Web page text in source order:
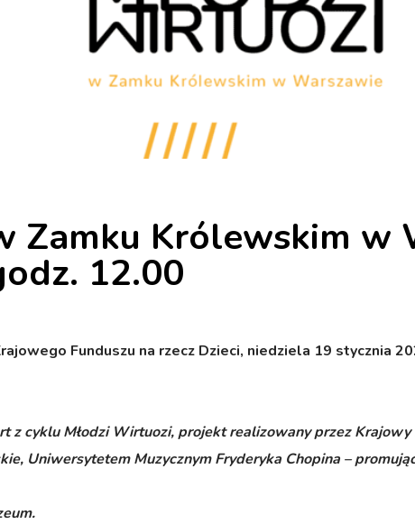
Zamku Królewskim w
12.00
Funduszu na rzecz Dzieci, niedziela 19 stycznia
cyklu Młodzi Wirtuozi, projekt realizowany przez Krajowy
Uniwersytetem Muzycznym Fryderyka Chopina –